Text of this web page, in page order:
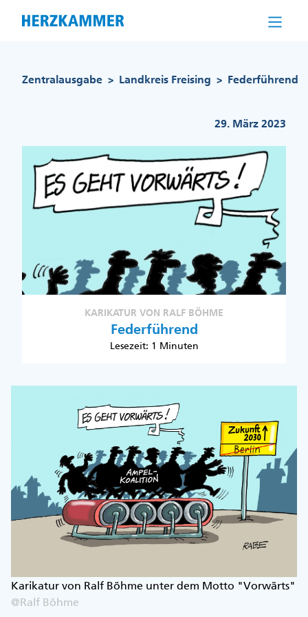
Zentralausgabe > Landkreis Freising > Federführend
29. März 2023
KARIKATUR VON RALF BÖHME
Federführend
Lesezeit: 1 Minuten
Karikatur von Ralf Böhme unter dem Motto "Vorwärts"
@Ralf Böhme